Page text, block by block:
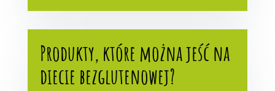
Produkty, które można jeść na
diecie bezglutenowej?